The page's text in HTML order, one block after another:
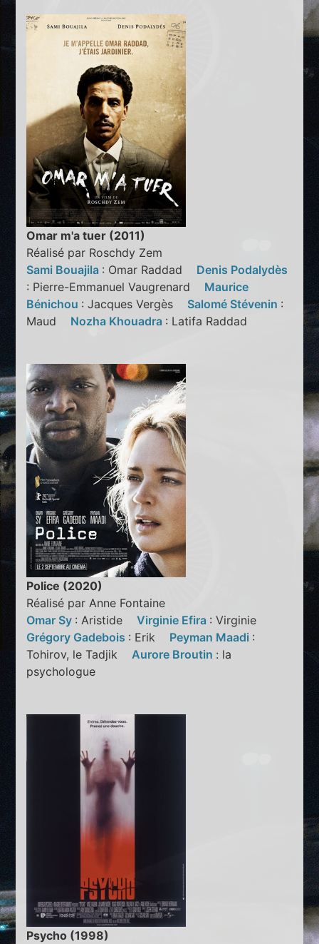
Omar m'a tuer (2011)
Réalisé par Roschdy Zem
Sami Bouajila : Omar Raddad Denis Podalydès
: Pierre-Emmanuel Vaugrenard Maurice
Bénichou : Jacques Vergès Salomé Stévenin :
Maud Nozha Khouadra : Latifa Raddad
Police (2020)
Réalisé par Anne Fontaine
Omar Sy : AristideVirginie Efira : Virginie
Grégory Gadebois : Erik Peyman Maadi :
Tohirov, le Tadjik Aurore Broutin : la
psychologue
Psycho (1998)